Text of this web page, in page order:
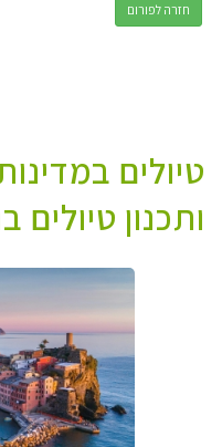
חזרה לפורום
טיולים
ותכנון